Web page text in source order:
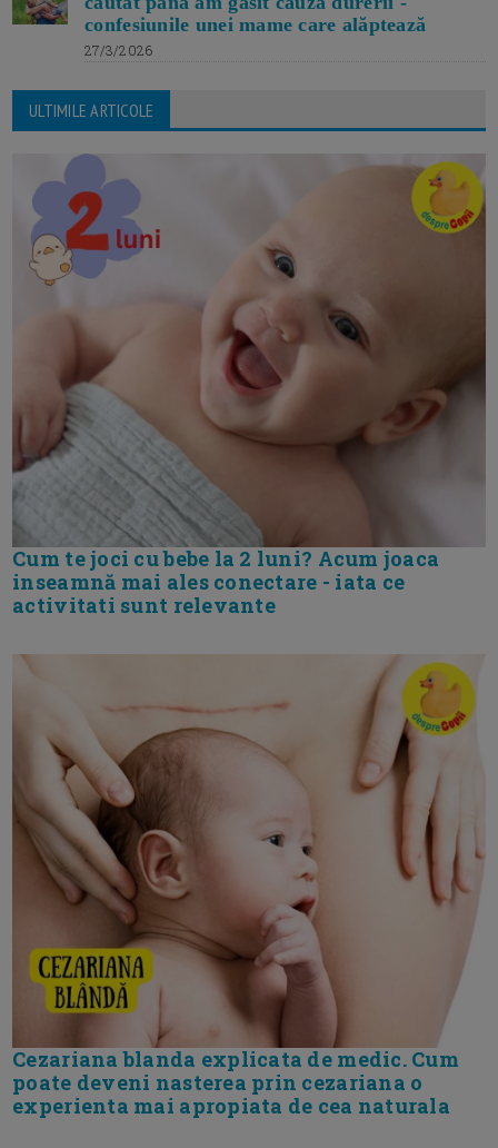
confesiunile unei mame care alăptează
27/3/2026
ULTIMILE ARTICOLE
Cum te joci cu bebe la 2 luni? Acum joaca
inseamnă mai ales conectare - iata ce
activitati sunt relevante
Cezariana blanda explicata de medic. Cum
poate deveni nasterea prin cezariana o
experienta mai apropiata de cea naturala